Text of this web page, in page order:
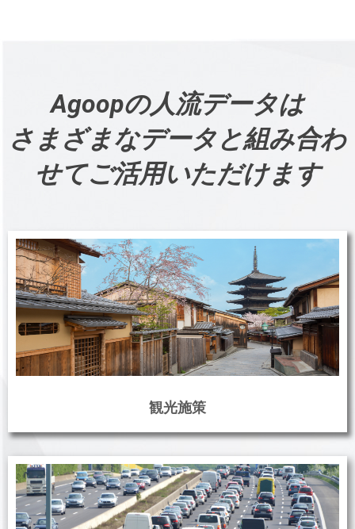
Agoopの人流データは
さまざまなデータと組み合わ
せてご活用いただけます
観光施策